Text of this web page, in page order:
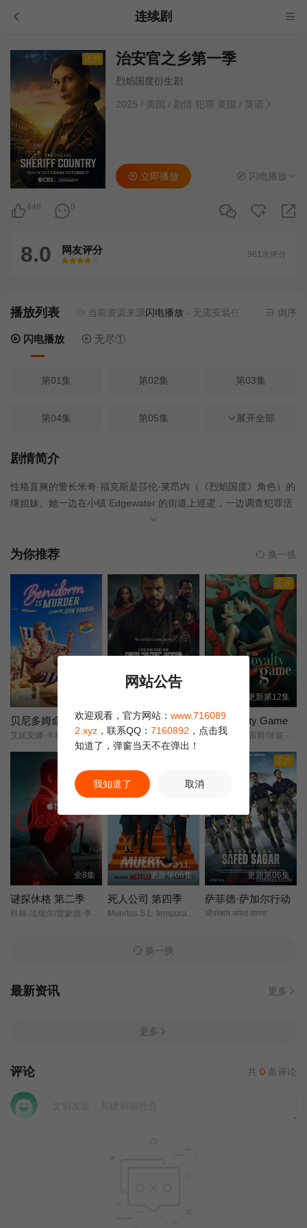
连续剧
正片 治安官之乡第一季
烈焰国度衍生剧
2025 / 美国 / 剧情 犯罪 美国 / 英语
448 0
立即播放 闪电播放
8.0 网友评分
很差
较差还行推荐力荐
961次评分
播放列表 当前资源来源闪电播放- 无需安装任何插件 倒序
闪电播放 无尽①
第01集 第02集 第03集
第04集 第05集 第06集
第07集
第10集 第11集 第12集
第07集 第08集 第09集
第10集 第11集 第12集
第13集 第14集 第15集
第16集 第17集 第18集
第19集
展开全部
剧情简介
性格直爽的警长米奇·福克斯是莎伦·莱昂内（《烈焰国度》角色）的
继姐妹。她一边在小镇 Edgewater 的街道上巡逻，一边调查犯罪活
动，同时还要应付前科累累的父亲和任性的女儿。
为你推荐 换一换
更新至1集
贝尼多姆命案
艾妮安娜·卡布罗尔/艾伦·麦肯纳/约翰·汉纳/伊娃·范·德·古奇特/伊恩·克宁汉/吉姆·英格利氏/Samantha·Power/Tábata·Cerezo/阿里·哈迪曼/诺埃·塞贝尔/奥马尔·沙克尔/Carolina·Bécquer/Damian·Schedler·Cruz/Vaitiare·Ramos/
战斗之地
Fightland/
正片
更新第12集
The Loyalty Game
杰里科·罗萨雷斯/珍妮·古铁雷斯/卡米娜·维拉罗尔/
全8集
谜探休格 第二季
更新第06集
死人公司 第四季
正片
更新第06集
萨菲德·萨加尔行动
ऑपरेशन सफेद सागर/
换一换
最新资讯 更多
更多
评论 共 0 条评论
网站公告
欢迎观看，官方网站： www.716089
2.xyz ，联系QQ： 7160892 ，点击我
知道了，弹窗当天不在弹出！
我知道了 取消